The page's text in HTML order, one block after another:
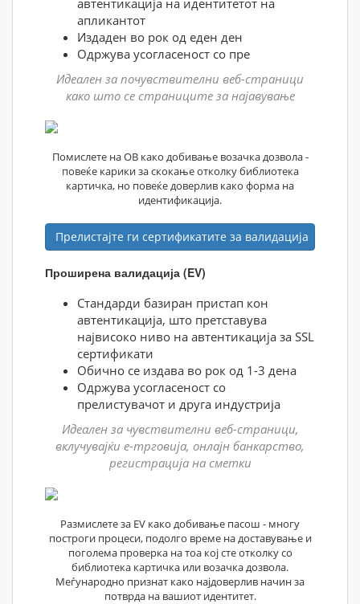
апликантот
Издаден во рок од еден ден
Одржува усогласеност со пре
Идеален за почувствителни веб-страници
како што се страниците за најавување
Помислете на ОВ како добивање возачка дозвола -
повеќе карики за скокање отколку библиотека
картичка, но повеќе доверлив како форма на
идентификација.
Прелистајте ги сертификатите за валидација
Проширена валидација (EV)
Стандарди базиран пристап кон
автентикација, што претставува
највисоко ниво на автентикација за SSL
сертификати
Обично се издава во рок од 1-3 дена
Одржува усогласеност со
прелистувачот и друга индустрија
Идеален за чувствителни веб-страници,
вклучувајќи е-трговија, онлајн банкарство,
регистрација на сметки
Размислете за EV како добивање пасош - многу
построги процеси, подолго време на доставување и
поголема проверка на тоа кој сте отколку со
библиотека картичка или возачка дозвола.
Меѓународно признат како најдоверлив начин за
потврда на вашиот идентитет.